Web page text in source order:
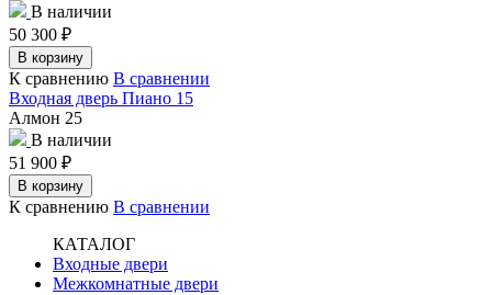
В наличии
50 300 ₽
В корзину
К сравнению В сравнении
Входная дверь Пиано 15
Алмон 25
В наличии
51 900 ₽
В корзину
К сравнению В сравнении
КАТАЛОГ
Входные двери
Межкомнатные двери